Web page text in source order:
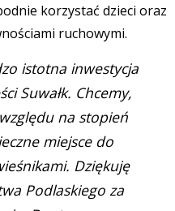
korzystać dzieci oraz
ruchowymi.
istotna inwestycja
Suwałk. Chcemy,
na stopień
miejsce do
Dziękuję
Podlaskiego za